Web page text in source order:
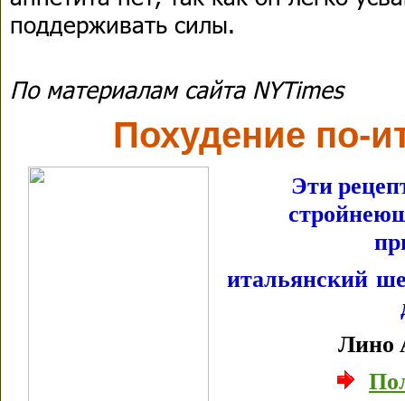
поддерживать силы.
По материалам сайта NYTimes
Похудение по-
Эти
итальянский
Лино